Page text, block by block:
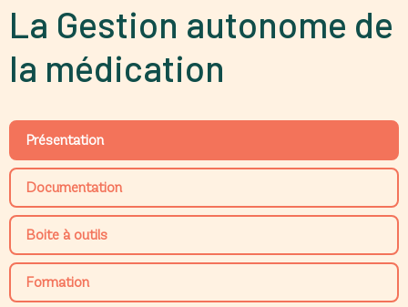
La Gestion autonome de
la médication
Présentation
Documentation
Boite à outils
Formation